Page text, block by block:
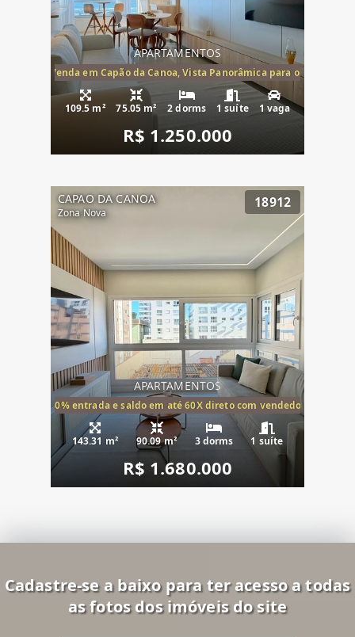
APARTAMENTOS
Mar à Venda em Capão da Canoa, Vista Panorâmica para o Mar, 2
109.5 m² 75.05 m² 2 dorms 1 suíte 1 vaga
R$ 1.250.000
CAPAO DA CANOA
Zona Nova
18912
APARTAMENTOS
20% entrada e saldo em até 60X direto com vendedor
143.31 m² 90.09 m² 3 dorms 1 suíte
R$ 1.680.000
Cadastre-se a baixo para ter acesso a todas
as fotos dos imóveis do site